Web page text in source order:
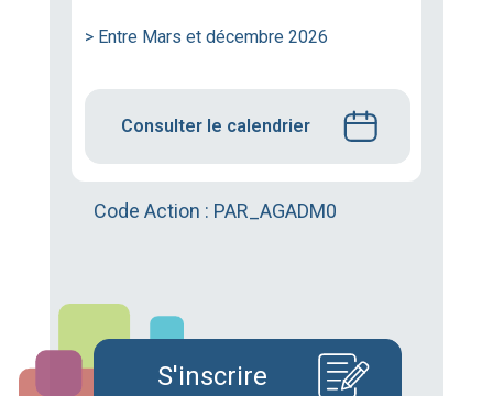
> Entre Mars et décembre 2026
Consulter le calendrier
Code Action : PAR_AGADM0
S'inscrire